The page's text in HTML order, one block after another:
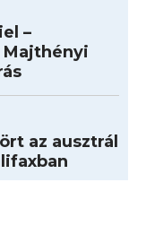
–
az ausztrál